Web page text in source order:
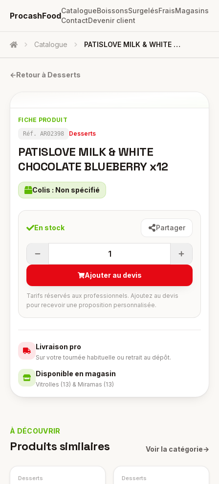
ProcashFood
CatalogueBoissonsSurgelésFraisMagasins
ContactDevenir client
Accueil Catalogue PATISLOVE MILK & WHITE CHOCOLATE BLUEBERRY X12
←Retour à Desserts
FICHE PRODUIT
Réf. AR02398 Desserts
PATISLOVE MILK & WHITE
CHOCOLATE BLUEBERRY x12
Colis : Non spécifié
En stock Partager
1
Ajouter au devis
Tarifs réservés aux professionnels. Ajoutez au devis
pour recevoir une proposition personnalisée.
Livraison pro
Sur votre tournée habituelle ou retrait au dépôt.
Disponible en magasin
Vitrolles (13) & Miramas (13)
À DÉCOUVRIR
Produits similaires Voir la catégorie→
Desserts Desserts